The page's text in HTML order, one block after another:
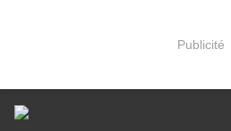
Publicité